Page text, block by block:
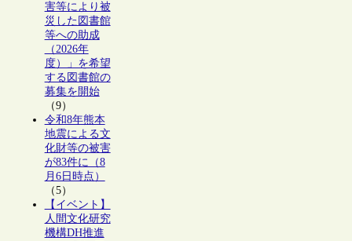
害等により被
災した図書館
等への助成
（2026年
度）」を希望
する図書館の
募集を開始
（9）
令和8年熊本
地震による文
化財等の被害
が83件に（8
月6日時点）
（5）
【イベント】
人間文化研究
機構DH推進